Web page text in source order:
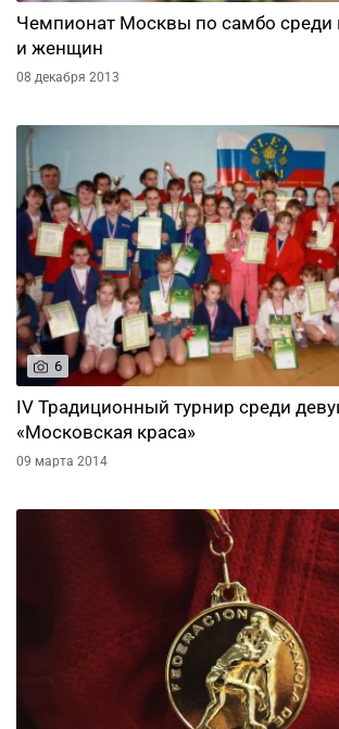
Чемпионат Москвы по самбо среди
и женщин
08 декабря 2013
6
IV Традиционный турнир среди
«Московская краса»
09 марта 2014